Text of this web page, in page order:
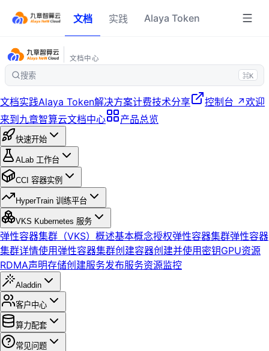
文档 实践 Alaya Token
文档中心
搜索 ⌘K
文档实践Alaya Token解决方案计费技术分享 控制台 ↗欢迎
来到九章智算云文档中心
产品总览
快速开始
ALab 工作台
CCI 容器实例
HyperTrain 训练平台
VKS Kubernetes 服务
弹性容器集群（VKS）概述基本概念授权弹性容器集群弹性容器
集群详情使用弹性容器集群创建容器创建并使用密钥GPU资源
RDMA声明存储创建服务发布服务资源监控
Aladdin
客户中心
算力配套
常见问题